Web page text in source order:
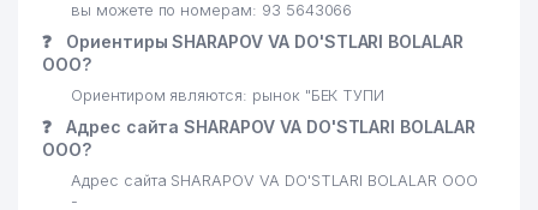
вы можете по номерам: 93 5643066
❓
Ориентиры SHARAPOV VA DO'STLARI BOLALAR
ООО?
Ориентиром являются: рынок "БЕК ТУПИ
❓
Адрес сайта SHARAPOV VA DO'STLARI BOLALAR
ООО?
Адрес сайта SHARAPOV VA DO'STLARI BOLALAR ООО
-